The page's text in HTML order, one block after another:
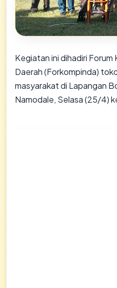
Kegiatan ini dihadiri Forum
Daerah (Forkompinda)
masyarakat di Lapangan
Namodale, Selasa (25/4)